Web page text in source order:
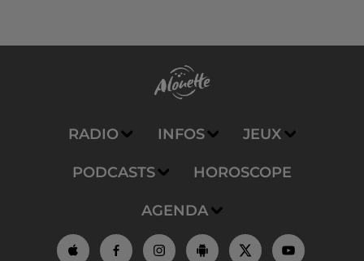
RADIO INFOS JEUX
PODCASTS HOROSCOPE
AGENDA